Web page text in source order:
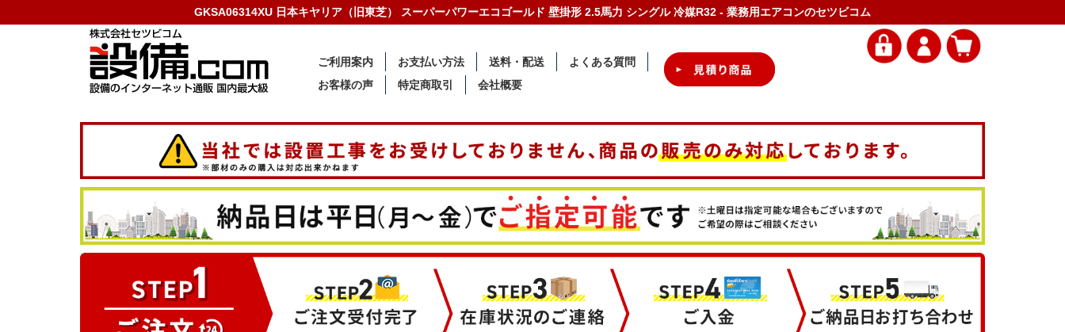
GKSA06314XU 日本キヤリア（旧東芝） スーパーパワーエコゴールド 壁掛形 2.5馬力 シングル 冷媒R32 - 業務用エアコンのセツビコム
ご利用案内 お支払い方法 送料・配送
よくある質問
お客様の声
特定商取引 会社概要